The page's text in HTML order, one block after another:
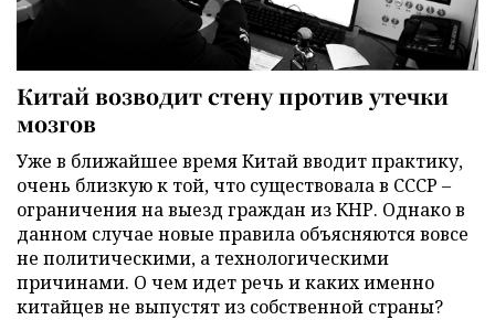
Китай возводит стену против утечки
мозгов
Уже в ближайшее время Китай вводит практику,
очень близкую к той, что существовала в СССР –
ограничения на выезд граждан из КНР. Однако в
данном случае новые правила объясняются вовсе
не политическими, а технологическими
причинами. О чем идет речь и каких именно
китайцев не выпустят из собственной страны?